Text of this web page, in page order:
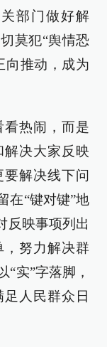
部门做好解
莫犯“舆情恐
向推动，成为
看热闹，而是
决大家反映
解决线下问
在“键对键”地
反映事项列出
，努力解决群
实”字落脚，
人民群众日